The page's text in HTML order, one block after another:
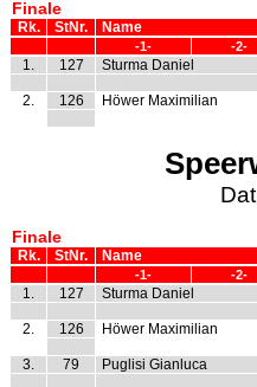
Finale
Rk. StNr. Name
-1- -2-
1. 127 Sturma Daniel
2. 126 Höwer Maximilian
Finale
Rk. StNr. Name
-1- -2-
1. 127 Sturma Daniel
2. 126 Höwer Maximilian
3. 79 Puglisi Gianluca